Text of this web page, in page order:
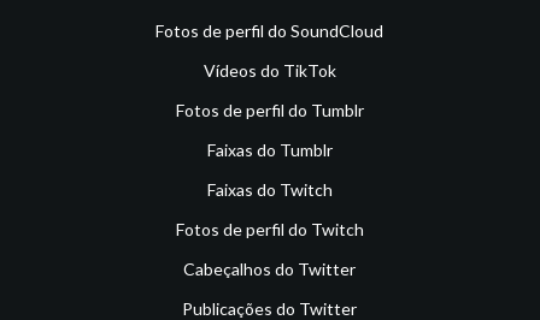
Fotos de perfil do SoundCloud
Vídeos do TikTok
Fotos de perfil do Tumblr
Faixas do Tumblr
Faixas do Twitch
Fotos de perfil do Twitch
Cabeçalhos do Twitter
Publicações do Twitter